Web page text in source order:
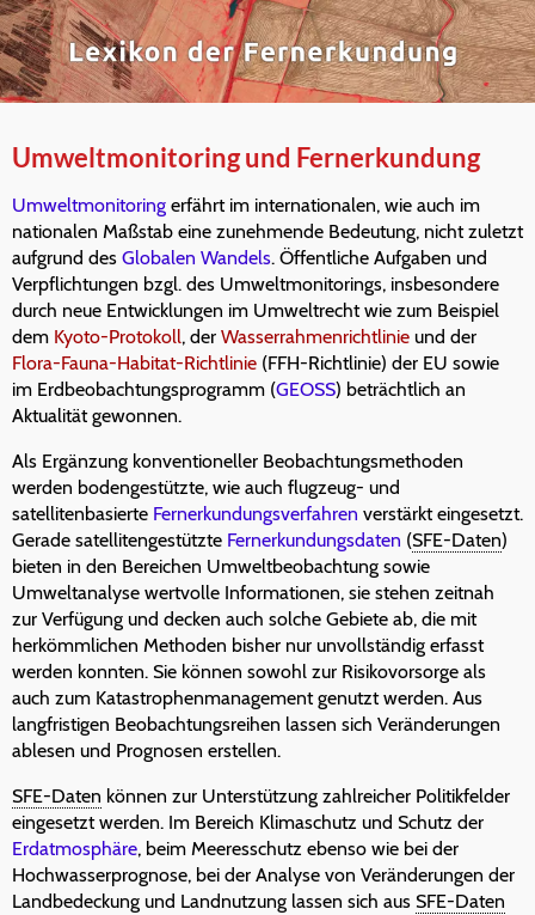
Umweltmonitoring und Fernerkundung
Umweltmonitoring erfährt im internationalen, wie auch im
nationalen Maßstab eine zunehmende Bedeutung, nicht zuletzt
aufgrund des Globalen Wandels. Öffentliche Aufgaben und
Verpflichtungen bzgl. des Umweltmonitorings, insbesondere
durch neue Entwicklungen im Umweltrecht wie zum Beispiel
dem Kyoto-Protokoll, der Wasserrahmenrichtlinie und der
Flora-Fauna-Habitat-Richtlinie (FFH-Richtlinie) der EU sowie
im Erdbeobachtungsprogramm (GEOSS) beträchtlich an
Aktualität gewonnen.
Als Ergänzung konventioneller Beobachtungsmethoden
werden bodengestützte, wie auch flugzeug- und
satellitenbasierte Fernerkundungsverfahren verstärkt eingesetzt.
Gerade satellitengestützte Fernerkundungsdaten (SFE-Daten)
bieten in den Bereichen Umweltbeobachtung sowie
Umweltanalyse wertvolle Informationen, sie stehen zeitnah
zur Verfügung und decken auch solche Gebiete ab, die mit
herkömmlichen Methoden bisher nur unvollständig erfasst
werden konnten. Sie können sowohl zur Risikovorsorge als
auch zum Katastrophenmanagement genutzt werden. Aus
langfristigen Beobachtungsreihen lassen sich Veränderungen
ablesen und Prognosen erstellen.
SFE-Daten können zur Unterstützung zahlreicher Politikfelder
eingesetzt werden. Im Bereich Klimaschutz und Schutz der
Erdatmosphäre, beim Meeresschutz ebenso wie bei der
Hochwasserprognose, bei der Analyse von Veränderungen der
Landbedeckung und Landnutzung lassen sich aus SFE-Daten